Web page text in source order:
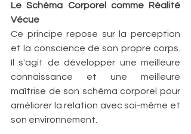
Le Schéma Corporel comme Réalité
Vécue
Ce principe repose sur la perception
et la conscience de son propre corps.
Il s'agit de développer une meilleure
connaissance et une meilleure
maîtrise de son schéma corporel pour
améliorer la relation avec soi-même et
son environnement.